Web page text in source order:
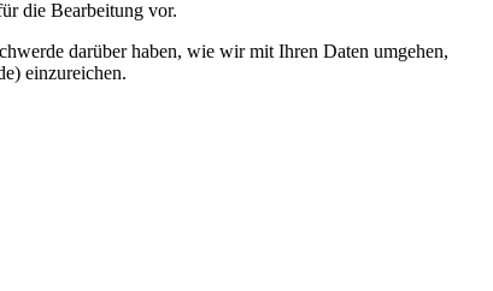
die Bearbeitung vor.
darüber haben, wie wir mit Ihren Daten umgehen,
einzureichen.